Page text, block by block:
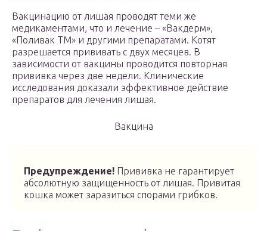
Вакцинацию от лишая проводят теми же
медикаментами, что и лечение – «Вакдерм»,
«Поливак ТМ» и другими препаратами. Котят
разрешается прививать с двух месяцев. В
зависимости от вакцины проводится повторная
прививка через две недели. Клинические
исследования доказали эффективное действие
препаратов для лечения лишая.
Вакцина
Предупреждение! Прививка не гарантирует
абсолютную защищенность от лишая. Привитая
кошка может заразиться спорами грибков.